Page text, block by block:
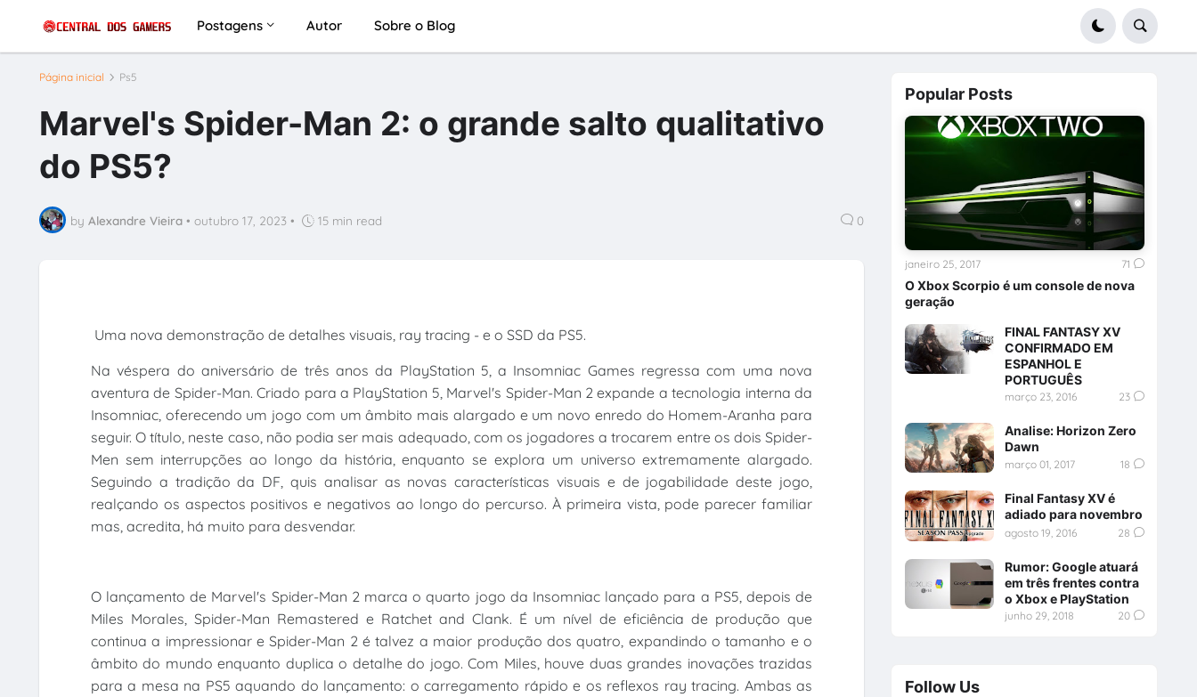
Postagens Autor Sobre o Blog
Página inicial Ps5
Marvel's Spider-Man 2: o grande salto qualitativo
do PS5?
by Alexandre Vieira • outubro 17, 2023 • 15 min read 0
Uma nova demonstração de detalhes visuais, ray tracing - e o SSD da PS5.
Na véspera do aniversário de três anos da PlayStation 5, a Insomniac Games regressa com uma nova
aventura de Spider-Man. Criado para a PlayStation 5, Marvel's Spider-Man 2 expande a tecnologia interna da
Insomniac, oferecendo um jogo com um âmbito mais alargado e um novo enredo do Homem-Aranha para
seguir. O título, neste caso, não podia ser mais adequado, com os jogadores a trocarem entre os dois Spider-
Men sem interrupções ao longo da história, enquanto se explora um universo extremamente alargado.
Seguindo a tradição da DF, quis analisar as novas características visuais e de jogabilidade deste jogo,
realçando os aspectos positivos e negativos ao longo do percurso. À primeira vista, pode parecer familiar
mas, acredita, há muito para desvendar.
O lançamento de Marvel's Spider-Man 2 marca o quarto jogo da Insomniac lançado para a PS5, depois de
Miles Morales, Spider-Man Remastered e Ratchet and Clank. É um nível de eficiência de produção que
continua a impressionar e Spider-Man 2 é talvez a maior produção dos quatro, expandindo o tamanho e o
âmbito do mundo enquanto duplica o detalhe do jogo. Com Miles, houve duas grandes inovações trazidas
para a mesa na PS5 aquando do lançamento: o carregamento rápido e os reflexos ray tracing. Ambas as
Popular Posts
O Xbox Scorpio é um console de nova
geração
janeiro 25, 2017 71
FINAL FANTASY XV
CONFIRMADO EM
ESPANHOL E
PORTUGUÊS
março 23, 2016 23
Analise: Horizon Zero
Dawn
março 01, 2017 18
Final Fantasy XV é
adiado para novembro
agosto 19, 2016 28
Rumor: Google atuará
em três frentes contra
o Xbox e PlayStation
junho 29, 2018 20
Follow Us